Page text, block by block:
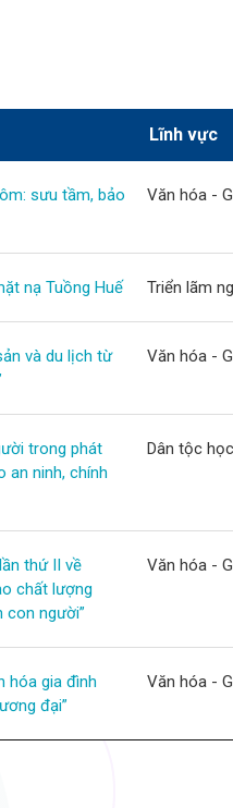
Lĩnh vực
sưu tầm, bảo
Văn hóa -
nạ Tuồng Huế Triển lãm
và du lịch từ
Văn hóa -
trong phát
an ninh, chính
Dân tộc học
thứ II về
chất lượng
con người”
Văn hóa -
hóa gia đình
đại”
Văn hóa -